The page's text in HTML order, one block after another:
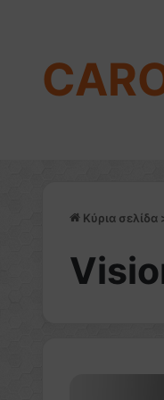
Κύρια σελίδα